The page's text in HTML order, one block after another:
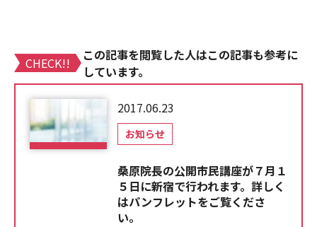
CHECK!!
この記事を閲覧した人はこの記事も参考に
しています。
2017.06.23
お知らせ
桑原院長の公開市民講座が７月１
５日に新宿で行われます。詳しく
はパンフレットをご覧くださ
い。